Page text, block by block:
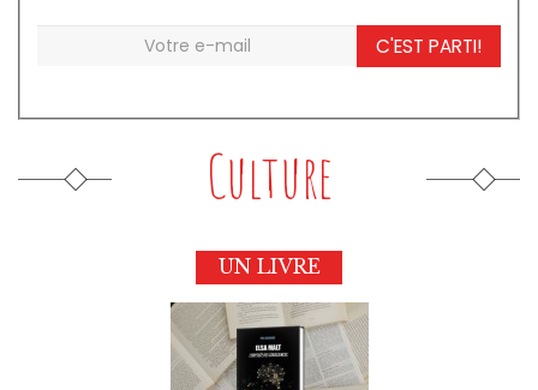
C'EST PARTI!
Culture
UN LIVRE